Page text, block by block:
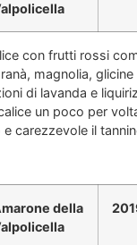
con frutti rossi
magnolia,
di lavanda e
un poco per
carezzevole il
della